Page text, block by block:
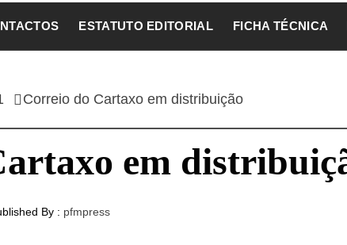
ESTATUTO EDITORIAL FICHA TÉCNICA
Correio do Cartaxo em distribuição
em
By : pfmpress